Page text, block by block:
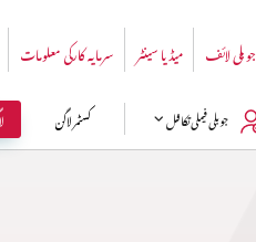
جوبلی لائف میڈیا سینٹر سرمایہ کارکی معلومات
جوبلی فیملی تکافل کسٹمر لاگن